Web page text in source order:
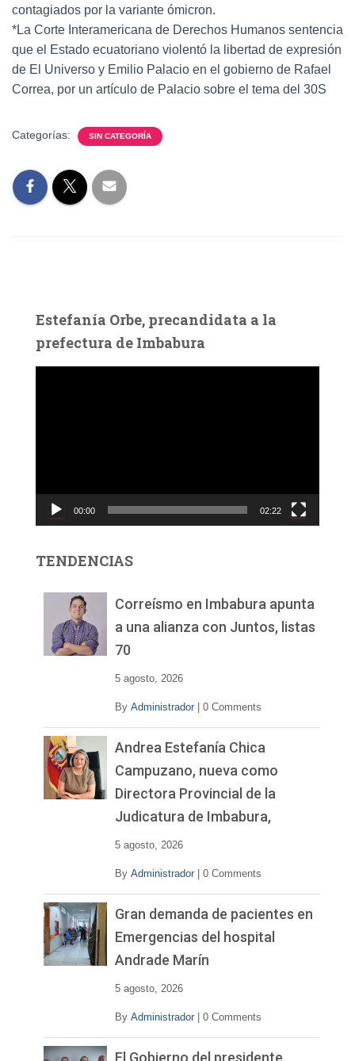
contagiados por la variante ómicron.
*La Corte Interamericana de Derechos Humanos sentencia
que el Estado ecuatoriano violentó la libertad de expresión
de El Universo y Emilio Palacio en el gobierno de Rafael
Correa, por un artículo de Palacio sobre el tema del 30S
Categorías: SIN CATEGORÍA
Estefanía Orbe, precandidata a la
prefectura de Imbabura
c
d
00:00 02:22
TENDENCIAS
Correísmo en Imbabura apunta
a una alianza con Juntos, listas
70
5 agosto, 2026
By Administrador 0 Comments
Andrea Estefanía Chica
Campuzano, nueva como
Directora Provincial de la
Judicatura de Imbabura,
5 agosto, 2026
By Administrador 0 Comments
Gran demanda de pacientes en
Emergencias del hospital
Andrade Marín
5 agosto, 2026
By Administrador 0 Comments